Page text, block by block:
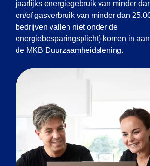
jaarlijks energiegebruik van minder
en/of gasverbruik van minder dan
bedrijven vallen niet onder de
energiebesparingsplicht) komen in
de MKB Duurzaamheidslening.